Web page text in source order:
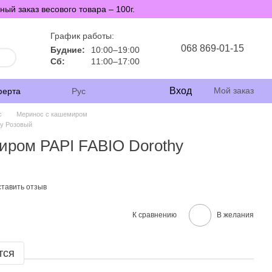
заказ весового товара – 100г.
График работы:
Будние:
10:00–19:00
Сб:
11:00–17:00
068 869-01-15
Рус Вход Мой заказ
Меринос с кашемиром
Розовый
PAPI FABIO Dorothy
отзыв
К сравнению В желания